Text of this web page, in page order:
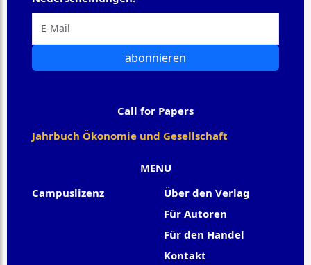
MENU
Campuslizenz
Über den Verlag
Für Autoren
Für den Handel
Kontakt
abonnieren
Call for Papers
Jahrbuch Ökonomie und Gesellschaft